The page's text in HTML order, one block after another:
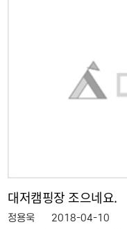
대저캠핑장 조으네요.
정용욱 2018-04-10